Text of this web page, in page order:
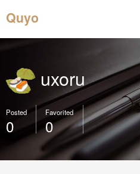
Quyo
uxoru
Posted
0
Favorited
0